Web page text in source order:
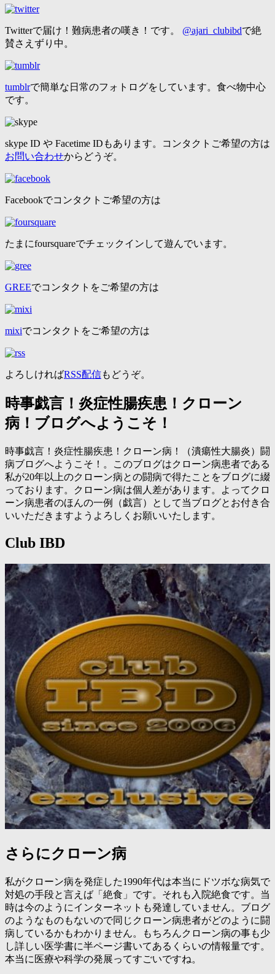
Twitterで届け！難病患者の嘆き！です。 @ajari_clubibdで絶
賛さえずり中。
tumblrで簡単な日常のフォトログをしています。食べ物中心
です。
skype ID や Facetime IDもあります。コンタクトご希望の方は
お問い合わせからどうぞ。
Facebookでコンタクトご希望の方は
たまにfoursquareでチェックインして遊んでいます。
GREEでコンタクトをご希望の方は
mixiでコンタクトをご希望の方は
よろしければRSS配信もどうぞ。
時事戯言！炎症性腸疾患！クローン
病！ブログへようこそ！
時事戯言！炎症性腸疾患！クローン病！（潰瘍性大腸炎）闘
病ブログへようこそ！。このブログはクローン病患者である
私が20年以上のクローン病との闘病で得たことをブログに綴
っております。クローン病は個人差があります。よってクロ
ーン病患者のほんの一例（戯言）として当ブログとお付き合
いいただきますようよろしくお願いいたします。
Club IBD
さらにクローン病
私がクローン病を発症した1990年代は本当にドツボな病気で
対処の手段と言えば「絶食」です。それも入院絶食です。当
時は今のようにインターネットも発達していません。ブログ
のようなものもないので同じクローン病患者がどのように闘
病しているかもわかりません。もちろんクローン病の事も少
し詳しい医学書に半ページ書いてあるくらいの情報量です。
本当に医療や科学の発展ってすごいですね。